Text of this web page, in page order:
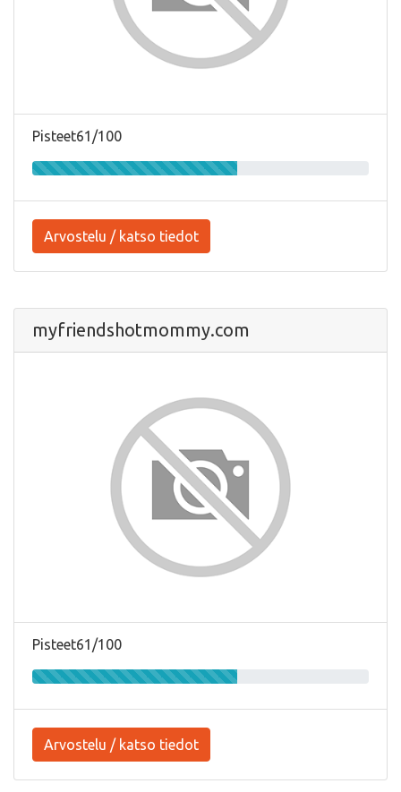
Pisteet61/100
Arvostelu / katso tiedot
myfriendshotmommy.com
Pisteet61/100
Arvostelu / katso tiedot